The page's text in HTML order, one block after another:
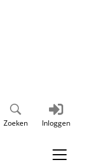
Zoeken Inloggen